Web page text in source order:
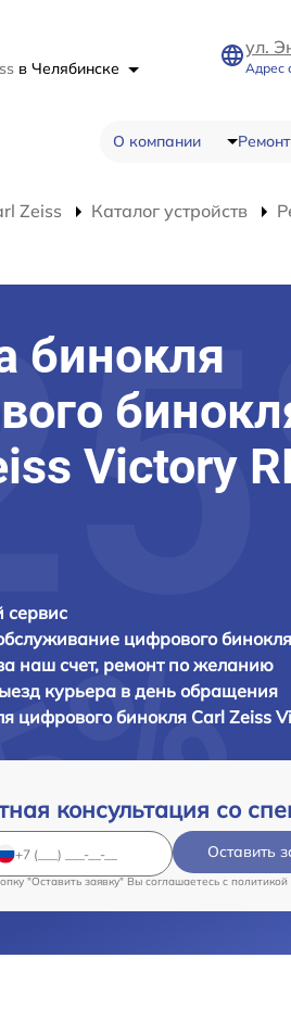
в Челябинске
ул.
Адрес
О компании
Zeiss Каталог устройств
бинокля
Victory
цифрового
наш счет, ремонт по желанию
курьера в день обращения
цифрового бинокля Carl Zeiss
консультация со
Оставить
"Оставить заявку" Вы соглашаетесь c